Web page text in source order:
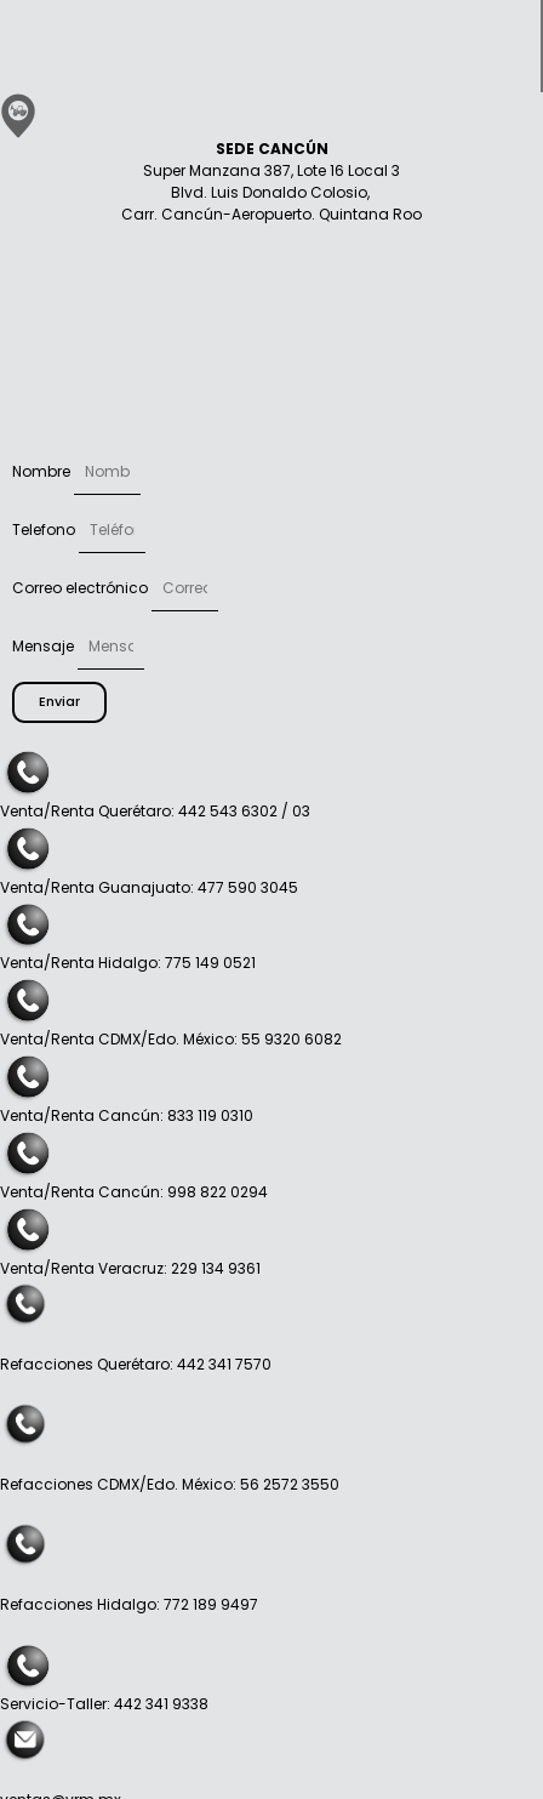
SEDE CANCÚN
Super Manzana 387, Lote 16 Local 3
Blvd. Luis Donaldo Colosio,
Carr. Cancún-Aeropuerto. Quintana Roo
Nombre
Telefono
Correo electrónico
Mensaje
Enviar
Venta/Renta Querétaro: 442 543 6302 / 03
Venta/Renta Guanajuato: 477 590 3045
Venta/Renta Hidalgo: 775 149 0521
Venta/Renta CDMX/Edo. México: 55 9320 6082
Venta/Renta Cancún: 833 119 0310
Venta/Renta Cancún: 998 822 0294
Venta/Renta Veracruz: 229 134 9361
Refacciones Querétaro: 442 341 7570
Refacciones CDMX/Edo. México: 56 2572 3550
Refacciones Hidalgo: 772 189 9497
Servicio-Taller: 442 341 9338